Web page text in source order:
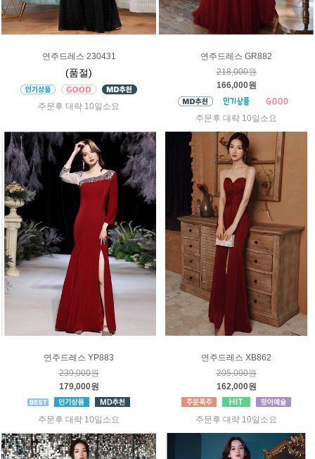
연주드레스 230431
(품절)
주문후 대략 10일소요
연주드레스 GR882
218,000원
166,000원
주문후 대략 10일소요
연주드레스 YP883
239,000원
179,000원
주문후 대략 10일소요
연주드레스 XB862
205,000원
162,000원
주문후 대략 10일소요